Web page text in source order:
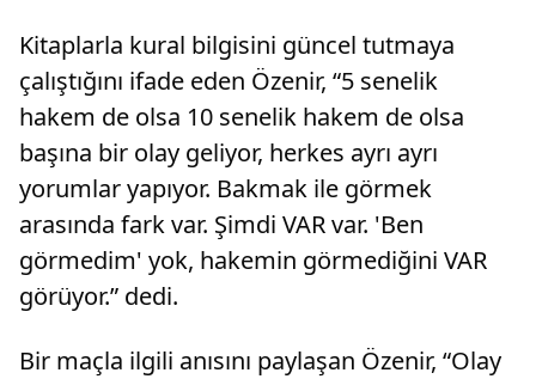
Kitaplarla kural bilgisini güncel tutmaya
çalıştığını ifade eden Özenir, “5 senelik
hakem de olsa 10 senelik hakem de olsa
başına bir olay geliyor, herkes ayrı ayrı
yorumlar yapıyor. Bakmak ile görmek
arasında fark var. Şimdi VAR var. 'Ben
görmedim' yok, hakemin görmediğini VAR
görüyor.” dedi.
Bir maçla ilgili anısını paylaşan Özenir, “Olay